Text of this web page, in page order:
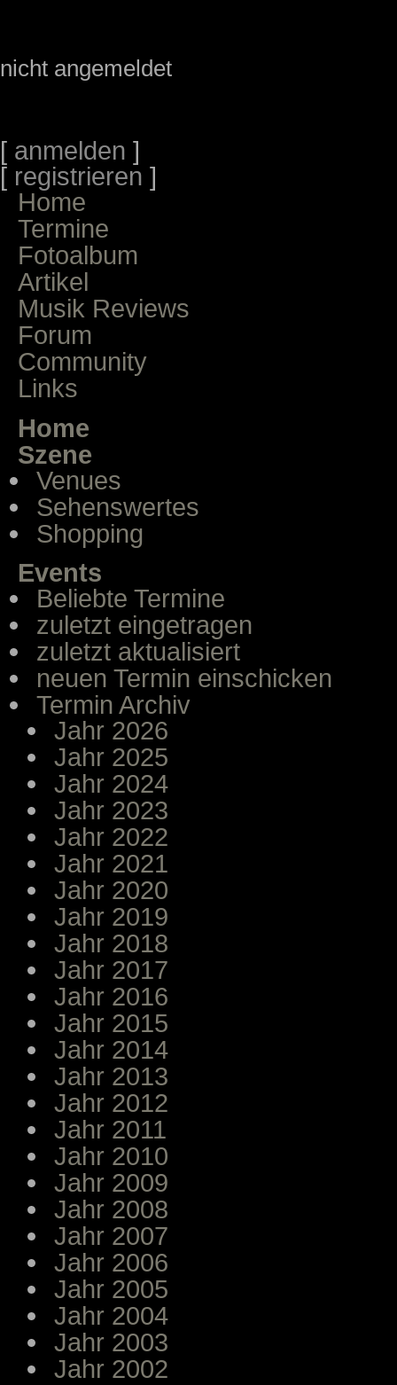
nicht angemeldet
[ anmelden ]
[ registrieren ]
Home
Termine
Fotoalbum
Artikel
Musik Reviews
Forum
Community
Links
Home
Szene
Venues
Sehenswertes
Shopping
Events
Beliebte Termine
zuletzt eingetragen
zuletzt aktualisiert
neuen Termin einschicken
Termin Archiv
Jahr 2026
Jahr 2025
Jahr 2024
Jahr 2023
Jahr 2022
Jahr 2021
Jahr 2020
Jahr 2019
Jahr 2018
Jahr 2017
Jahr 2016
Jahr 2015
Jahr 2014
Jahr 2013
Jahr 2012
Jahr 2011
Jahr 2010
Jahr 2009
Jahr 2008
Jahr 2007
Jahr 2006
Jahr 2005
Jahr 2004
Jahr 2003
Jahr 2002